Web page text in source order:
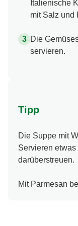
Italienische
mit Salz und
Die
servieren.
Tipp
Die Suppe mit
Servieren
darüberstreuen.
Mit Parmesan